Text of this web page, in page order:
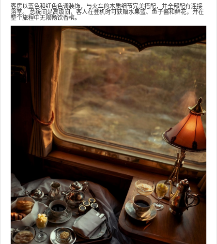
客房以蓝色和红色色调装饰，与火车的木质细节完美搭配，并全部配有连接
浴室。 总统间是高级间，客人在登机时可获赠水果篮、鱼子酱和鲜花，并在
整个旅程中无限畅饮香槟。